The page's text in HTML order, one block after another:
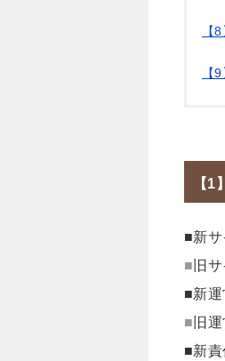
【
【
【1
■新サ
■ 旧
■新運
■ 旧
■新責